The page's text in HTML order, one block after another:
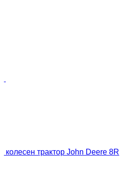
колесен трактор John Deere 8R